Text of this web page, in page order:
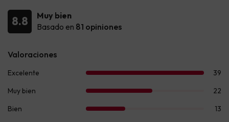
8.8
Muy bien
Basado en 81 opiniones